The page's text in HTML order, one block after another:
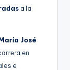
a la
José
en
e